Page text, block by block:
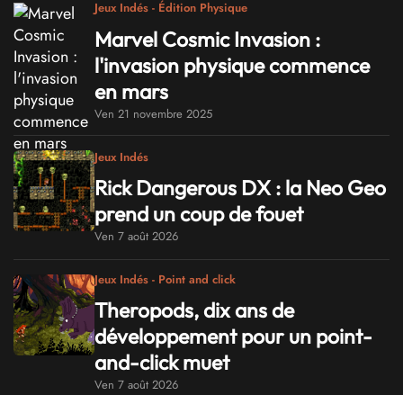
Jeux Indés - Édition Physique
Marvel Cosmic Invasion :
l'invasion physique commence
en mars
Ven 21 novembre 2025
Jeux Indés
Rick Dangerous DX : la Neo Geo
prend un coup de fouet
Ven 7 août 2026
Jeux Indés - Point and click
Theropods, dix ans de
développement pour un point-
and-click muet
Ven 7 août 2026